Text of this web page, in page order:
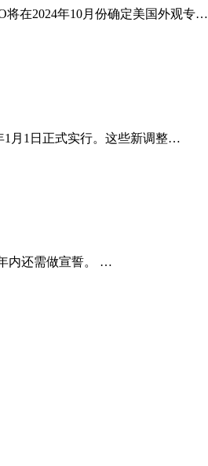
将在2024年10月份确定美国外观专…
1月1日正式实行。这些新调整…
内还需做宣誓。 …